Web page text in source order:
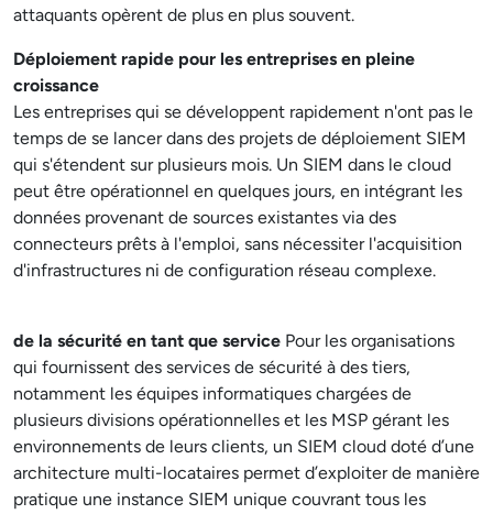
attaquants opèrent de plus en plus souvent.
Déploiement rapide pour les entreprises en pleine
croissance
Les entreprises qui se développent rapidement n'ont pas le
temps de se lancer dans des projets de déploiement SIEM
qui s'étendent sur plusieurs mois. Un SIEM dans le cloud
peut être opérationnel en quelques jours, en intégrant les
données provenant de sources existantes via des
connecteurs prêts à l'emploi, sans nécessiter l'acquisition
d'infrastructures ni de configuration réseau complexe.
de la sécurité en tant que service Pour les organisations
qui fournissent des services de sécurité à des tiers,
notamment les équipes informatiques chargées de
plusieurs divisions opérationnelles et les MSP gérant les
environnements de leurs clients, un SIEM cloud doté d’une
architecture multi-locataires permet d’exploiter de manière
pratique une instance SIEM unique couvrant tous les